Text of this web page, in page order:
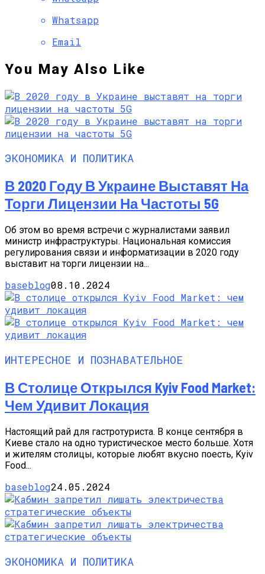
Whatsapp
Email
You May Also Like
ЭКОНОМИКА И ПОЛИТИКА
В 2020 Году В Украине Выставят На
Торги Лицензии На Частоты 5G
Об этом во время встречи с журналистами заявил
министр инфраструктуры. Национальная комиссия
регулирования связи и информатизации в 2020 году
выставит на торги лицензии на...
baseblog08.10.2024
ИНТЕРЕСНОЕ И ПОЗНАВАТЕЛЬНОЕ
В Столице Открылся Kyiv Food Market:
Чем Удивит Локация
Настоящий рай для гастротуриста. В конце сентября в
Киеве стало на одно туристическое место больше. Хотя
и жителям столицы, которые любят вкусно поесть, Kyiv
Food...
baseblog24.05.2024
ЭКОНОМИКА И ПОЛИТИКА